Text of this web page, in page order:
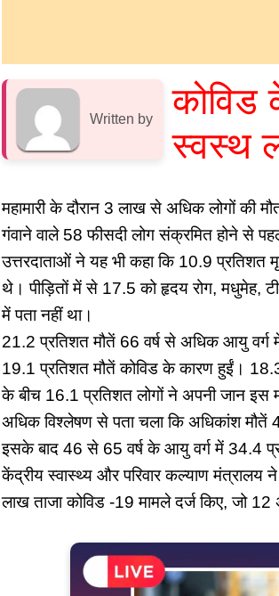
Written by
कोविड
स्वस्थ
महामारी के दौरान 3 लाख से अधिक लोगों की
गंवाने वाले 58 फीसदी लोग संक्रमित होने से
उत्तरदाताओं ने यह भी कहा कि 10.9 प्रतिशत
थे। पीड़ितों में से 17.5 को हृदय रोग, मधुमेह,
में पता नहीं था।
21.2 प्रतिशत मौतें 66 वर्ष से अधिक आयु
19.1 प्रतिशत मौतें कोविड के कारण हुईं।
के बीच 16.1 प्रतिशत लोगों ने अपनी जान इस
अधिक विश्लेषण से पता चला कि अधिकांश मौतें
इसके बाद 46 से 65 वर्ष के आयु वर्ग में 34.4
केंद्रीय स्वास्थ्य और परिवार कल्याण मंत्रालय
लाख ताजा कोविड -19 मामले दर्ज किए, जो